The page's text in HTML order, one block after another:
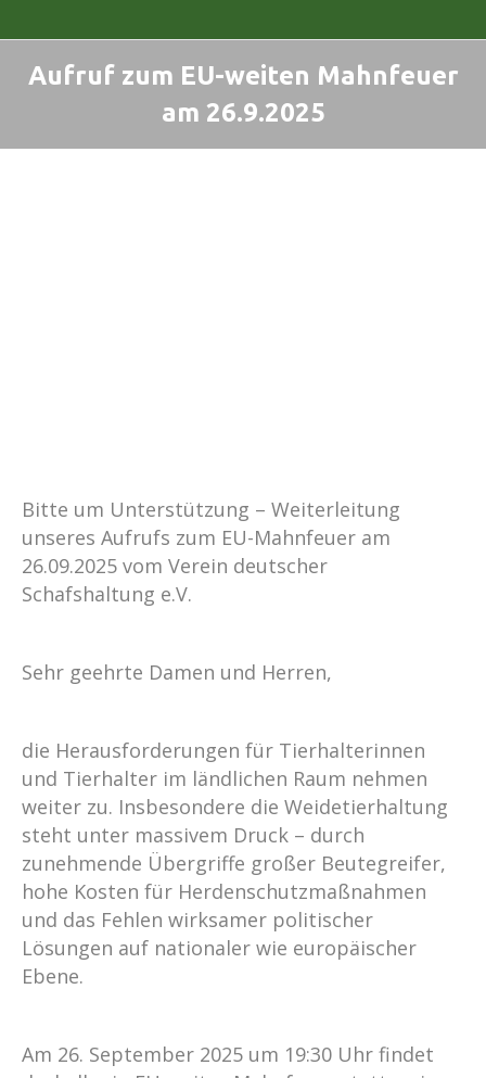
Aufruf zum EU-weiten Mahnfeuer
am 26.9.2025
Sie befinden sich hier:
Bitte um Unterstützung – Weiterleitung
unseres Aufrufs zum EU-Mahnfeuer am
26.09.2025 vom Verein deutscher
Schafshaltung e.V.
Sehr geehrte Damen und Herren,
die Herausforderungen für Tierhalterinnen
und Tierhalter im ländlichen Raum nehmen
weiter zu. Insbesondere die Weidetierhaltung
steht unter massivem Druck – durch
zunehmende Übergriffe großer Beutegreifer,
hohe Kosten für Herdenschutzmaßnahmen
und das Fehlen wirksamer politischer
Lösungen auf nationaler wie europäischer
Ebene.
Am 26. September 2025 um 19:30 Uhr findet